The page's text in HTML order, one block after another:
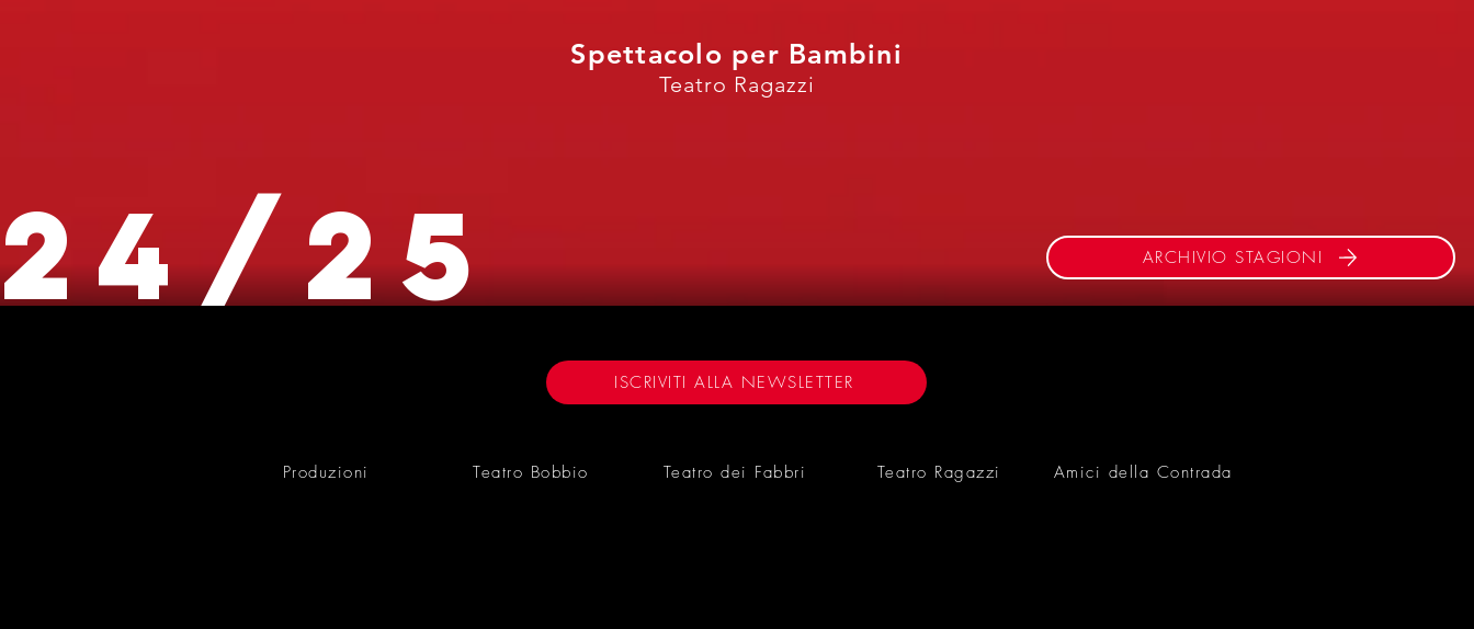
Spettacolo per Bambini
Teatro Ragazzi
24/25 ARCHIVIO STAGIONI
ISCRIVITI ALLA NEWSLETTER
Produzioni Teatro Bobbio Teatro dei Fabbri Teatro Ragazzi Amici della Contrada